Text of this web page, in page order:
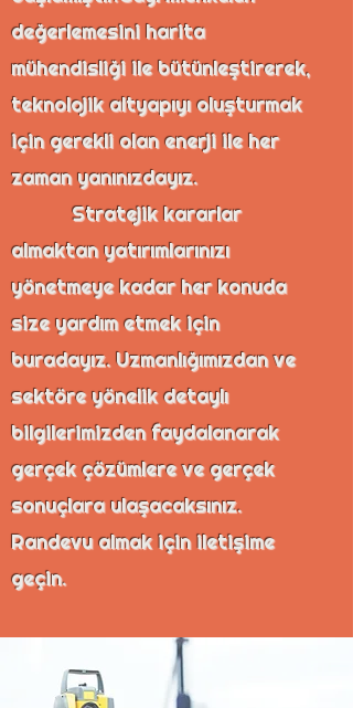
İMAR KANUNUNUN 15. VE
16. MADDE
UYGULAMALARI
YOLA TERK, İHDAS, İFRAZ,
değerlemesini harita
mühendisliği ile bütünleştirerek,
teknolojik altyapıyı oluşturmak
için gerekli olan enerji ile her
zaman yanınızdayız.
Stratejik kararlar
almaktan yatırımlarınızı
yönetmeye kadar her konuda
size yardım etmek için
buradayız. Uzmanlığımızdan ve
sektöre yönelik detaylı
bilgilerimizden faydalanarak
gerçek çözümlere ve gerçek
sonuçlara ulaşacaksınız.
Randevu almak için iletişime
geçin.